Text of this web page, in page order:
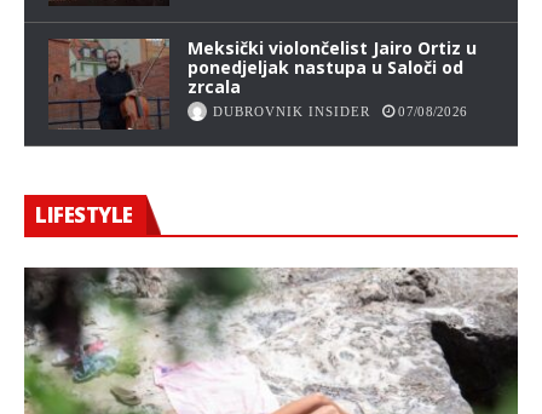
Meksički violončelist Jairo Ortiz u
ponedjeljak nastupa u Saloči od
zrcala
DUBROVNIK INSIDER 07/08/2026
LIFESTYLE